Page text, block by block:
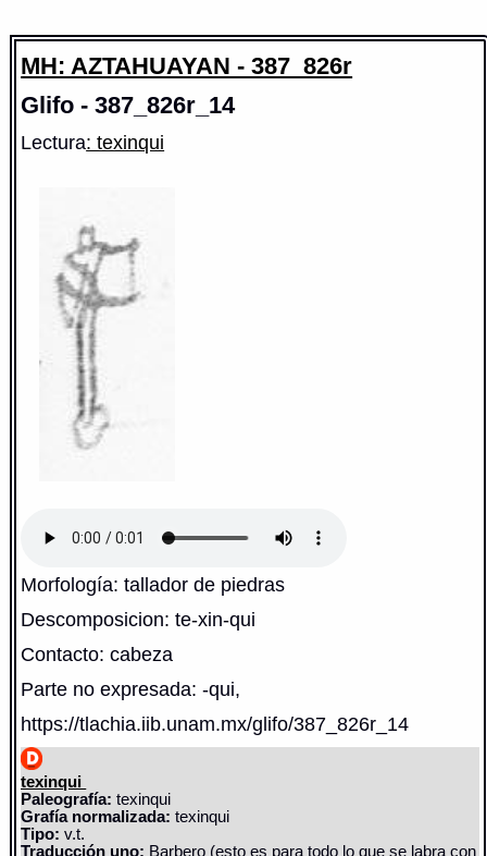
MH: AZTAHUAYAN - 387_826r
Glifo - 387_826r_14
Lectura: texinqui
Morfología: tallador de piedras
Descomposicion: te-xin-qui
Contacto: cabeza
Parte no expresada: -qui,
https://tlachia.iib.unam.mx/glifo/387_826r_14
texinqui
Paleografía: texinqui
Grafía normalizada: texinqui
Tipo: v.t.
Traducción uno: Barbero (esto es para todo lo que se labra con